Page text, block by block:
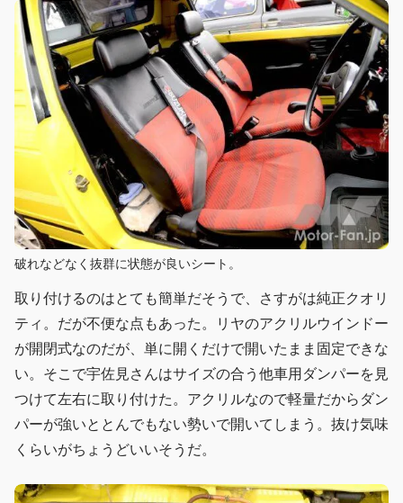
破れなどなく抜群に状態が良いシート。
取り付けるのはとても簡単だそうで、さすがは純正クオリ
ティ。だが不便な点もあった。リヤのアクリルウインドー
が開閉式なのだが、単に開くだけで開いたまま固定できな
い。そこで宇佐見さんはサイズの合う他車用ダンパーを見
つけて左右に取り付けた。アクリルなので軽量だからダン
パーが強いととんでもない勢いで開いてしまう。抜け気味
くらいがちょうどいいそうだ。